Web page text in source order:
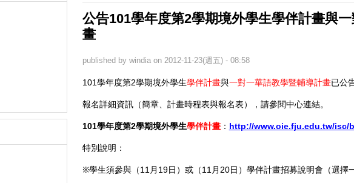
公告101學年度第2學期境外學生學伴計畫與
畫
published by windiaon 2012-11-23(週五) - 08:58
101學年度第2學期境外學生學伴計畫與一對一華語教學暨輔導計畫已公
報名詳細資訊（簡章、 計畫時程表與報名表），請參閱中心連結。
101學年度第2學期境外學生學伴計畫： http://www.oie.fju.edu.tw/isc/
特別說明：
※學生須參與（11月 19日）或（11月20日）學伴計畫招募說明會（選擇